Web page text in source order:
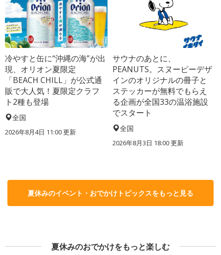
冷やすと缶に“沖縄の海”が出
現、オリオン夏限定
「BEACH CHILL」が公式通
販で大人気！夏限定クラフ
ト2種も登場
全国
2026年8月4日 11:00更新
サウナのあとに、
PEANUTS。スヌーピーデザ
インのオリジナルの冊子と
ステッカーが無料でもらえ
る企画が全国33の温浴施設
でスタート
全国
2026年8月3日 18:00更新
夏休みのイベント・おでかけトピックスをもっと見る
夏休みのおでかけをもっと楽しむ